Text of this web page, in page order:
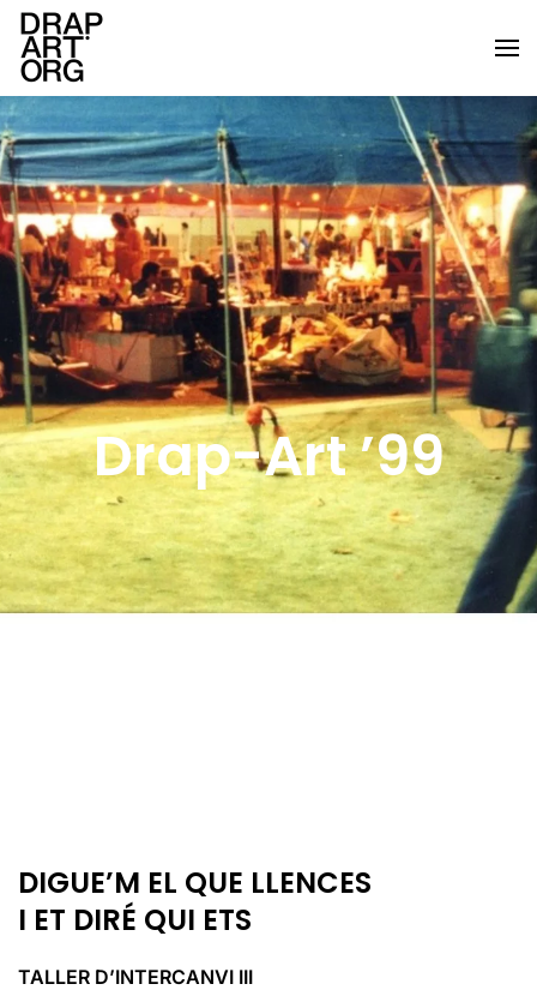
Skip to main content
Drap-Art ’99
DIGUE’M EL QUE LLENCES
I ET DIRÉ QUI ETS
TALLER D’INTERCANVI III